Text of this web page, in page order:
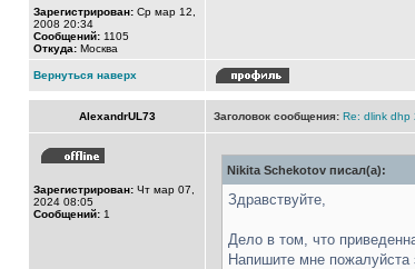
Зарегистрирован: Ср мар 12,
2008 20:34
Сообщений: 1105
Откуда: Москва
Вернуться наверх
AlexandrUL73 Заголовок сообщения: Re: dlink dhp
Зарегистрирован: Чт мар 07,
2024 08:05
Сообщений: 1
Nikita Schekotov писал(а):
Здравствуйте,
Дело в том, что
Напишите мне